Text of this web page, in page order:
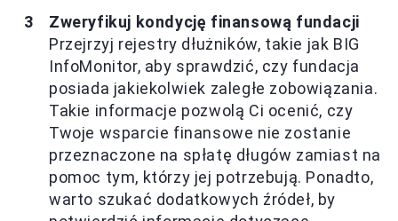
Zweryfikuj kondycję finansową fundacji
Przejrzyj rejestry dłużników, takie jak BIG
InfoMonitor, aby sprawdzić, czy fundacja
posiada jakiekolwiek zaległe zobowiązania.
Takie informacje pozwolą Ci ocenić, czy
Twoje wsparcie finansowe nie zostanie
przeznaczone na spłatę długów zamiast na
pomoc tym, którzy jej potrzebują. Ponadto,
warto szukać dodatkowych źródeł, by